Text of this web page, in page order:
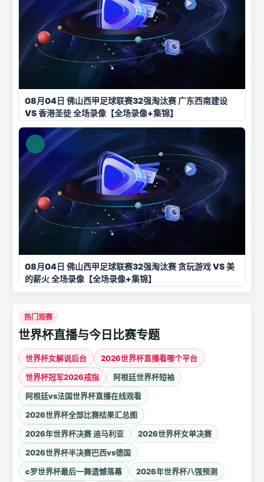
08月04日 佛山西甲足球联赛32强淘汰赛 广东西南建设
VS 香港圣徒 全场录像【全场录像+集锦】
08月04日 佛山西甲足球联赛32强淘汰赛 贪玩游戏 VS 美
的薪火 全场录像【全场录像+集锦】
热门观赛
世界杯直播与今日比赛专题
世界杯女解说后台
2026世界杯直播看哪个平台
世界杯冠军2026戒指
阿根廷世界杯短袖
阿根廷vs法国世界杯直播在线观看
2026世界杯全部比赛结果汇总图
2026年世界杯决赛 迪马利亚
2026世界杯女单决赛
2026世界杯半决赛巴西vs德国
c罗世界杯最后一舞遗憾落幕
2026年世界杯八强预测